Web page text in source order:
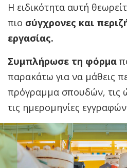
Η ειδικότητα αυτή
πιο σύγχρονες και
εργασίας.
Συμπλήρωσε τη φόρμα
παρακάτω για να μάθεις
πρόγραμμα σπουδών, τις
τις ημερομηνίες